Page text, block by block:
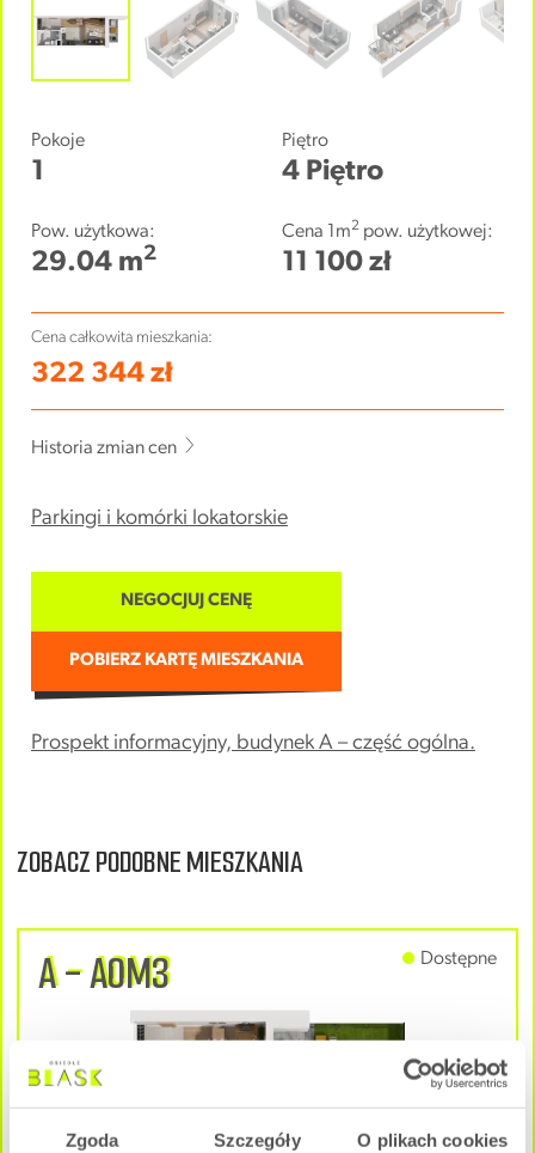
Zgoda Szczegóły O plikach cookies
Pokoje
1
Piętro
4 Piętro
Pow. użytkowa:
29.04 m2
Cena 1m2 pow. użytkowej:
11 100 zł
Cena całkowita mieszkania:
322 344 zł
Historia zmian cen
Parkingi i komórki lokatorskie
NEGOCJUJ CENĘ
POBIERZ KARTĘ MIESZKANIA
Prospekt informacyjny, budynek A – część ogólna.
ZOBACZ PODOBNE MIESZKANIA
A - A0M3 Dostępne